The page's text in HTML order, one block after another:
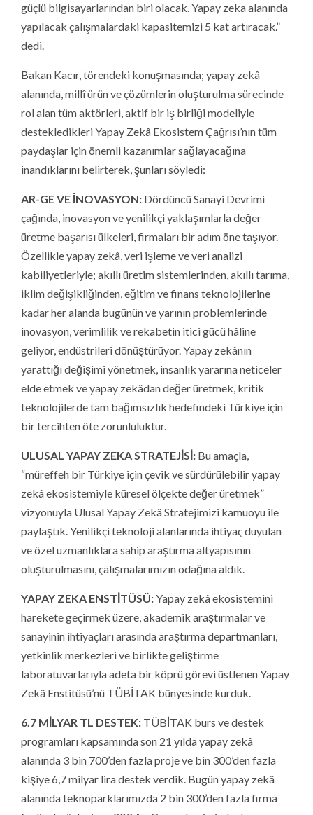
güçlü bilgisayarlarından biri olacak. Yapay zeka alanında
yapılacak çalışmalardaki kapasitemizi 5 kat artıracak.”
dedi.
Bakan Kacır, törendeki konuşmasında; yapay zekâ
alanında, millî ürün ve çözümlerin oluşturulma sürecinde
rol alan tüm aktörleri, aktif bir iş birliği modeliyle
destekledikleri Yapay Zekâ Ekosistem Çağrısı’nın tüm
paydaşlar için önemli kazanımlar sağlayacağına
inandıklarını belirterek, şunları söyledi:
AR-GE VE İNOVASYON: Dördüncü Sanayi Devrimi
çağında, inovasyon ve yenilikçi yaklaşımlarla değer
üretme başarısı ülkeleri, firmaları bir adım öne taşıyor.
Özellikle yapay zekâ, veri işleme ve veri analizi
kabiliyetleriyle; akıllı üretim sistemlerinden, akıllı tarıma,
iklim değişikliğinden, eğitim ve finans teknolojilerine
kadar her alanda bugünün ve yarının problemlerinde
inovasyon, verimlilik ve rekabetin itici gücü hâline
geliyor, endüstrileri dönüştürüyor. Yapay zekânın
yarattığı değişimi yönetmek, insanlık yararına neticeler
elde etmek ve yapay zekâdan değer üretmek, kritik
teknolojilerde tam bağımsızlık hedefindeki Türkiye için
bir tercihten öte zorunluluktur.
ULUSAL YAPAY ZEKA STRATEJİSİ: Bu amaçla,
“müreffeh bir Türkiye için çevik ve sürdürülebilir yapay
zekâ ekosistemiyle küresel ölçekte değer üretmek”
vizyonuyla Ulusal Yapay Zekâ Stratejimizi kamuoyu ile
paylaştık. Yenilikçi teknoloji alanlarında ihtiyaç duyulan
ve özel uzmanlıklara sahip araştırma altyapısının
oluşturulmasını, çalışmalarımızın odağına aldık.
YAPAY ZEKA ENSTİTÜSÜ:Yapay zekâ ekosistemini
harekete geçirmek üzere, akademik araştırmalar ve
sanayinin ihtiyaçları arasında araştırma departmanları,
yetkinlik merkezleri ve birlikte geliştirme
laboratuvarlarıyla adeta bir köprü görevi üstlenen Yapay
Zekâ Enstitüsü’nü TÜBİTAK bünyesinde kurduk.
6.7 MİLYAR TL DESTEK: TÜBİTAK burs ve destek
programları kapsamında son 21 yılda yapay zekâ
alanında 3 bin 700’den fazla proje ve bin 300’den fazla
kişiye 6,7 milyar lira destek verdik. Bugün yapay zekâ
alanında teknoparklarımızda 2 bin 300’den fazla firma